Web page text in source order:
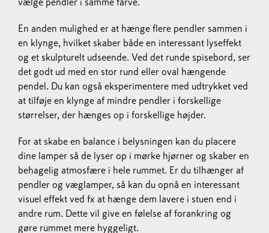
En anden mulighed er at hænge flere pendler sammen i
en klynge, hvilket skaber både en interessant lyseffekt
og et skulpturelt udseende. Ved det runde spisebord, ser
det godt ud med en stor rund eller oval hængende
pendel. Du kan også eksperimentere med udtrykket ved
at tilføje en klynge af mindre pendler i forskellige
størrelser, der hænges op i forskellige højder.
For at skabe en balance i belysningen kan du placere
dine lamper så de lyser op i mørke hjørner og skaber en
behagelig atmosfære i hele rummet. Er du tilhænger af
pendler og væglamper, så kan du opnå en interessant
visuel effekt ved fx at hænge dem lavere i stuen end i
andre rum. Dette vil give en følelse af forankring og
gøre rummet mere hyggeligt.